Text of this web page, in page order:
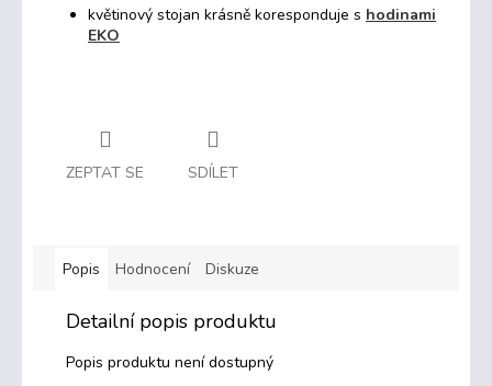
květinový stojan krásně koresponduje s hodinami
EKO
ZEPTAT SE SDÍLET
Popis Hodnocení Diskuze
Detailní popis produktu
Popis produktu není dostupný